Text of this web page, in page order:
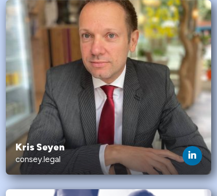
Kris Seyen
consey.legal